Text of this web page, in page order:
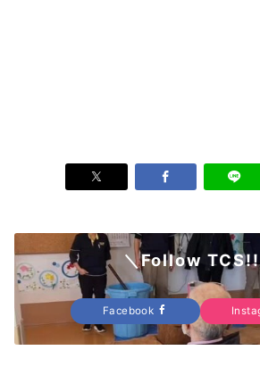
＼Follow
Facebook